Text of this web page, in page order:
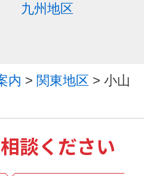
九州地区
内 > 関東地区 > 小山
談ください